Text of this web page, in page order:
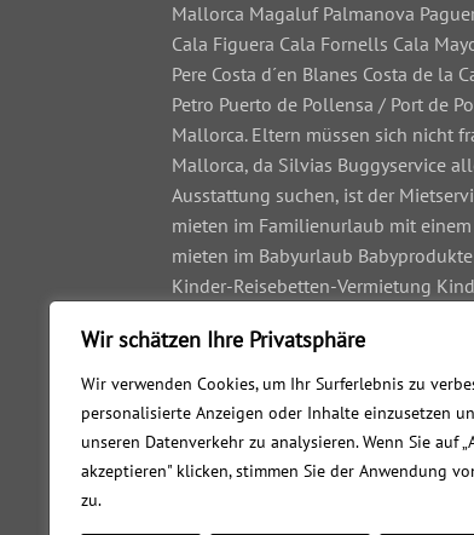
Wir schätzen Ihre Privatsphäre
Wir verwenden Cookies, um Ihr Surferlebnis zu
personalisierte Anzeigen oder Inhalte einzusetzen
unseren Datenverkehr zu analysieren. Wenn Sie auf
akzeptieren" klicken, stimmen Sie der Anwendung
zu.
Mallorca Magaluf Palmanova
Cala Figuera Cala Fornells Cala
Pere Costa d´en Blanes Costa de la
Petro Puerto de Pollensa / Port de
Mallorca. Eltern müssen sich nicht
Mallorca, da Silvias Buggyservice
Ausstattung suchen, ist der
mieten im Familienurlaub mit
mieten im Babyurlaub
Kinder-Reisebetten-Vermietung
Kinderwagen-Service Kinder-
Kinder-Reisebetten-Verleih Kinder-
Kinderwagen mieten beim
Kinderwagen-Mietservice Kinder-
Babyartikel-Mietservice Babybedarf
Verleih für Ihren Familienurlaub
Kinderwagenvermietung
Familien mit Kindern im Urlaub auf